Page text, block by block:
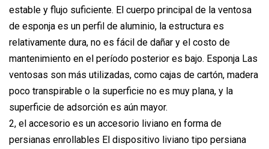
estable y flujo suficiente. El cuerpo principal de la ventosa
de esponja es un perfil de aluminio, la estructura es
relativamente dura, no es fácil de dañar y el costo de
mantenimiento en el período posterior es bajo. Esponja Las
ventosas son más utilizadas, como cajas de cartón, madera
poco transpirable o la superficie no es muy plana, y la
superficie de adsorción es aún mayor.
2, el accesorio es un accesorio liviano en forma de
persianas enrollables El dispositivo liviano tipo persiana